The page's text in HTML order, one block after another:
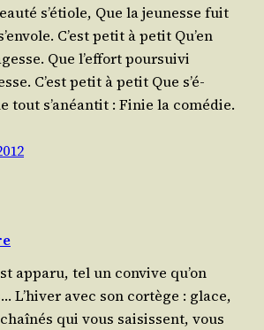
s’étiole, Que la jeu­nesse fuit
C’est petit à petit Qu’en
Que l’ef­fort poursuivi
C’est petit à petit Que s’é­
tout s’anéantit : Finie la comédie.
appa­ru, tel un convive qu’on
L’hi­ver avec son cor­tège : glace,
qui vous sai­sissent, vous